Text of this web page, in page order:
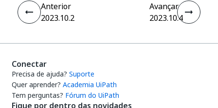
Anterior
2023.10.2
Avançar
2023.10.4
Conectar
Precisa de ajuda? Suporte
Quer aprender? Academia UiPath
Tem perguntas? Fórum do UiPath
Fique por dentro das novidades